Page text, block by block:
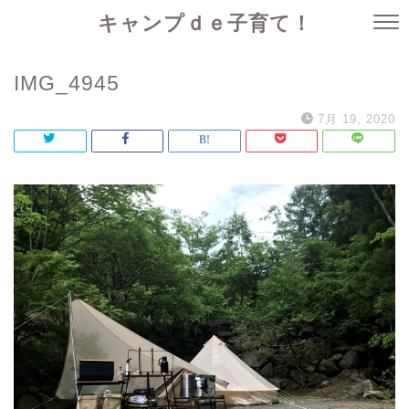
キャンプｄｅ子育て！
IMG_4945
7月 19, 2020